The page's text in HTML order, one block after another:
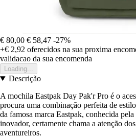
€ 80,00 € 58,47 -27%
+€ 2,92 oferecidos na sua proxima
validacao da sua encomenda
Loading...
Descrição
A mochila Eastpak Day Pak'r Pro é o
procura uma combinação perfeita de
da famosa marca Eastpak, conhecida
inovador, certamente chama a atenção
aventureiros.